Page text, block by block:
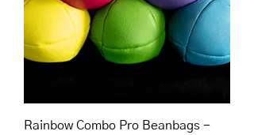
Rainbow Combo Pro Beanbags -